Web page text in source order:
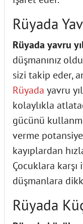
Rüyada
Rüyada yavru
düşmanınız
sizi takip eder,
Rüyada yavru
kolaylıkla
gücünü
verme
kayıplardan
Çocuklara
düşmanlara
Rüyada